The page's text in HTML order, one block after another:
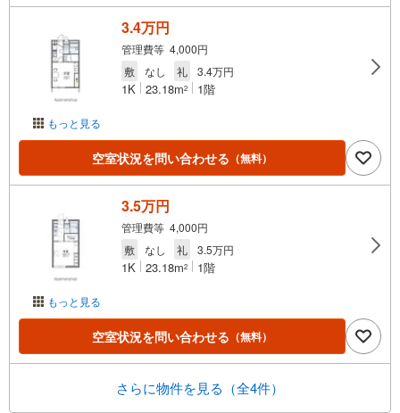
もっと見る
3.4万円
管理費等 4,000円
敷
なし 礼 3.4万円
1K 23.18m2 1階
空室状況を問い合わせる （無料）
もっと見る
3.5万円
管理費等 4,000円
敷
なし 礼 3.5万円
1K 23.18m2 1階
空室状況を問い合わせる （無料）
さらに物件を見る（全4件）